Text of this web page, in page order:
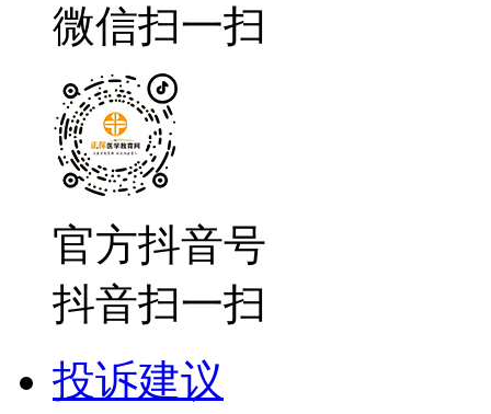
微信扫一扫
官方抖音号
抖音扫一扫
投诉建议